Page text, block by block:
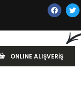
ONLINE ALIŞVERİŞ